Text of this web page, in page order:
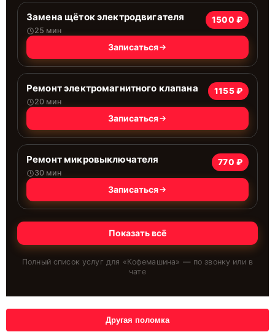
Замена щёток электродвигателя
25 мин
1500 ₽
Записаться
Ремонт электромагнитного клапана
20 мин
1155 ₽
Записаться
Ремонт микровыключателя
30 мин
770 ₽
Записаться
Показать всё
Полный список услуг для «Кофемашина» — по звонку или в
чате
Другая поломка